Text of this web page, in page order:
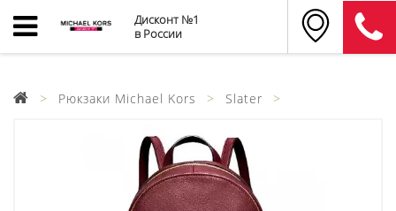
Дисконт №1
в России
Рюкзаки Michael Kors Slater